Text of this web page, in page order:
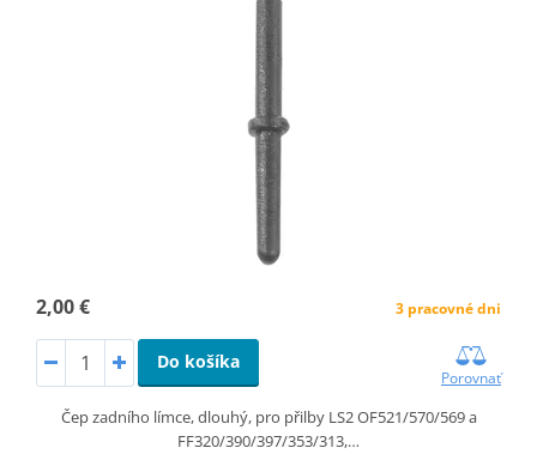
2,00 € 3 pracovné dni
Do košíka
Porovnať
Čep zadního límce, dlouhý, pro přilby LS2 OF521/570/569 a
FF320/390/397/353/313,…